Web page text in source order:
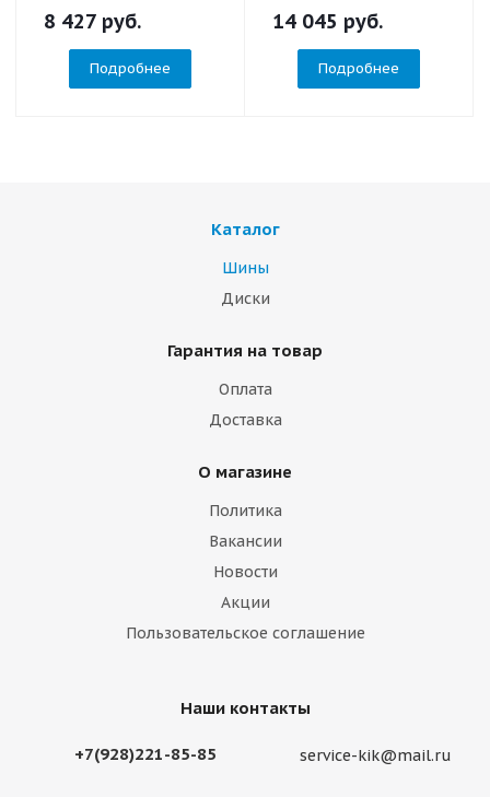
8 427 руб.
Подробнее
14 045 руб.
Подробнее
Каталог
Шины
Диски
Гарантия на товар
Оплата
Доставка
О магазине
Политика
Вакансии
Новости
Акции
Пользовательское соглашение
Наши контакты
+7(928)221-85-85 service-kik@mail.ru